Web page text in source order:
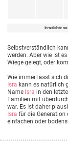
In welchen
Selbstverständlich
werden. Aber wie ist
Wiege gelegt, oder
Wie immer lässt sich
Isra kann es natürlich
Name Isra in den
Familien mit
war. Es ist daher
Isra für die Generation
einfachen oder